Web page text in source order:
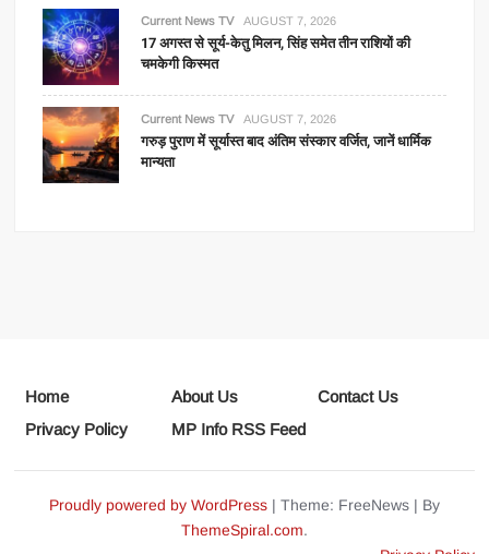
Current News TV AUGUST 7, 2026
17 अगस्त से सूर्य-केतु मिलन, सिंह समेत तीन राशियों की
चमकेगी किस्मत
Current News TV AUGUST 7, 2026
गरुड़ पुराण में सूर्यास्त बाद अंतिम संस्कार वर्जित, जानें धार्मिक
मान्यता
Home About Us
Contact Us
Privacy Policy
MP Info RSS Feed
Proudly powered by WordPress | Theme: FreeNews | By
ThemeSpiral.com.